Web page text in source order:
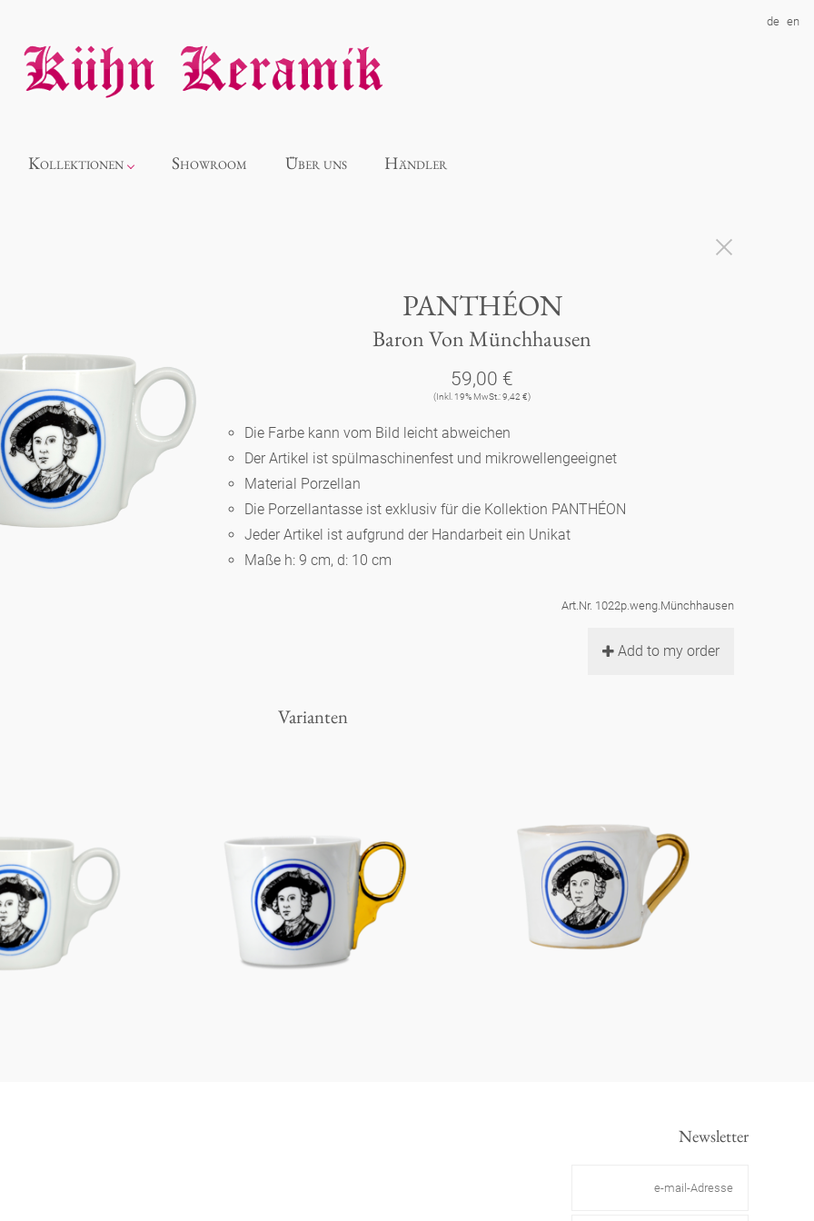
de en
Kollektionen
Souvenir
Berlin
Slumberland
Berliner Duft
Einzelstücke
Showroom Über uns Händler
PANTHÉON
Baron Von Münchhausen
59,00 €
(Inkl. 19% MwSt.: 9,42 €)
Die Farbe kann vom Bild leicht abweichen
Der Artikel ist spülmaschinenfest und mikrowellengeeignet
Material Porzellan
Die Porzellantasse ist exklusiv für die Kollektion PANTHÉON
Jeder Artikel ist aufgrund der Handarbeit ein Unikat
Maße h: 9 cm, d: 10 cm
Art.Nr. 1022p.weng.Münchhausen
Add to my order
Varianten
Newsletter